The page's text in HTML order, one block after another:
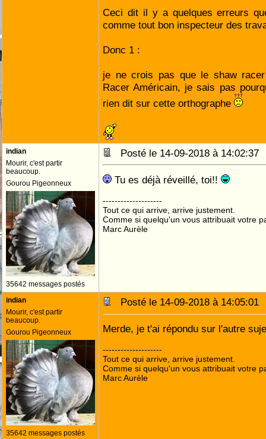
Ceci dit il y a quelques erreurs
comme tout bon inspecteur des
Donc 1 :
je ne crois pas que le shaw
Racer Américain, je sais pas
rien dit sur cette orthographe
indian
Mourir, c'est partir
beaucoup.
Gourou Pigeonneux
35642 messages postés
Posté le 14-09-2018 à
Tu es déjà réveillé, toi!!
--------------------
Tout ce qui arrive, arrive justement.
Comme si quelqu'un vous attribuait votre
Marc Aurèle
indian
Mourir, c'est partir
beaucoup.
Gourou Pigeonneux
35642 messages postés
Posté le 14-09-2018 à
Merde, je t'ai répondu sur l'autre
--------------------
Tout ce qui arrive, arrive justement.
Comme si quelqu'un vous attribuait votre
Marc Aurèle